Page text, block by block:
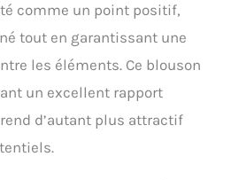
comme un point positif,
tout en garantissant une
les éléments. Ce blouson
un excellent rapport
d’autant plus attractif